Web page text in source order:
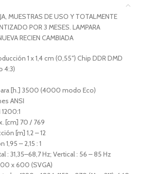
MUESTRAS DE USO Y TOTALMENTE
POR 3 MESES. LAMPARA
RECIEN CAMBIADA
1 x 1,4 cm (0,55″) Chip DDR DMD
4:3)
[h.] 3500 (4000 modo Eco)
ANSI
[cm] 70 / 769
[m] 1,2 – 12
– 2,15 : 1
: 31,35–68,7 Hz; Vertical : 56 – 85 Hz
x 600 (SVGA)